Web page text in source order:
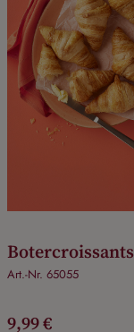
Botercroissants
Art.-Nr. 65055
9,99 €